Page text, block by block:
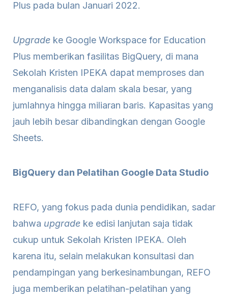
Plus pada bulan Januari 2022.
Upgrade ke Google Workspace for Education
Plus memberikan fasilitas BigQuery, di mana
Sekolah Kristen IPEKA dapat memproses dan
menganalisis data dalam skala besar, yang
jumlahnya hingga miliaran baris. Kapasitas yang
jauh lebih besar dibandingkan dengan Google
Sheets.
BigQuery dan Pelatihan Google Data Studio
REFO, yang fokus pada dunia pendidikan, sadar
bahwa upgrade ke edisi lanjutan saja tidak
cukup untuk Sekolah Kristen IPEKA. Oleh
karena itu, selain melakukan konsultasi dan
pendampingan yang berkesinambungan, REFO
juga memberikan pelatihan-pelatihan yang